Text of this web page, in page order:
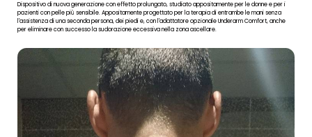
Dispositivo di nuova generazione con effetto prolungato, studiato appositamente per le donne e per i
pazienti con pelle più sensibile. Appositamente progettato per la terapia di entrambe le mani senza
l'assistenza di una seconda persona, dei piedi e, con l'adattatore opzionale Underarm Comfort, anche
per eliminare con successo la sudorazione eccessiva nella zona ascellare.